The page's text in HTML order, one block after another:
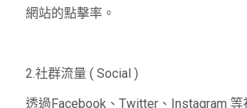
網站的點擊率。
2.社群流量 ( Social )
透過Facebook、Twitter、Instagram